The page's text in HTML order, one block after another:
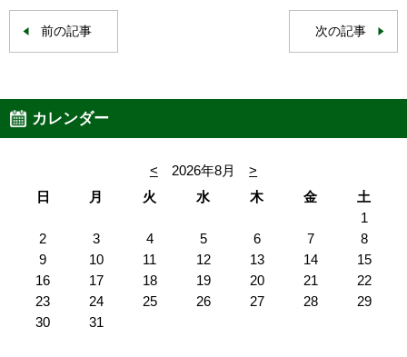
前の記事 次の記事
カレンダー
< 2026年8月
>
日
月 火 水 木 金
土
1
2
3 4 5 6 7
8
9
10 11 12 13 14
15
16
17 18 19 20 21
22
23
24 25 26 27 28
29
30
31